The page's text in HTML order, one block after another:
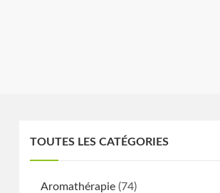
TOUTES LES CATÉGORIES
Aromathérapie (74)